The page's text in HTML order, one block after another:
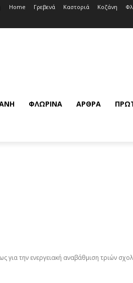
Home Γρεβενά Καστοριά Κοζάνη
ΦΛΏΡΙΝΑ ΆΡΘΡΑ
για την ενεργειακή αναβάθμιση τριών